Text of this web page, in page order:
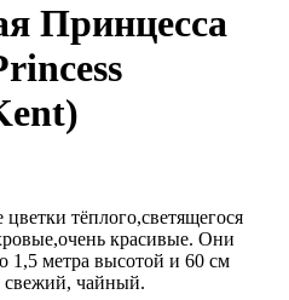
Принцесса
тёплого,светящегося
красивые. Они
1,5 метра высотой и 60 см
чайный.